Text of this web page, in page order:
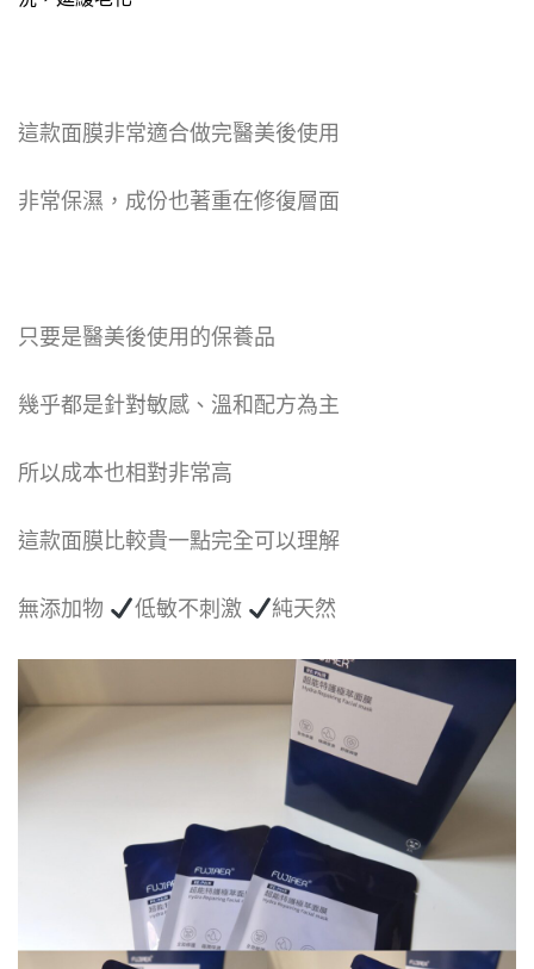
這款面膜非常適合做完醫美後使用
非常保濕，成份也著重在修復層面
只要是醫美後使用的保養品
幾乎都是針對敏感、溫和配方為主
所以成本也相對非常高
這款面膜比較貴一點完全可以理解
無添加物 低敏不刺激 純天然